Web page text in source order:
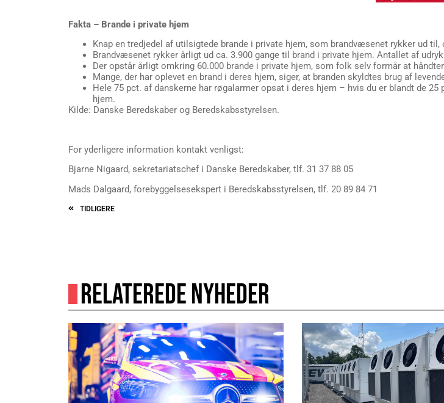
Fakta – Brande i private hjem
Knap en tredjedel af utilsigtede brande i private hjem, som brandvæsenet rykker ud
Brandvæsenet rykker årligt ud ca. 3.900 gange til brand i private hjem. Antallet af
Der opstår årligt omkring 60.000 brande i private hjem, som folk selv formår at
Mange, der har oplevet en brand i deres hjem, siger, at branden skyldtes brug af
Hele 75 pct. af danskerne har røgalarmer opsat i deres hjem – hvis du er blandt de
hjem.
Kilde: Danske Beredskaber og Beredskabsstyrelsen.
For yderligere information kontakt venligst:
Bjarne Nigaard, sekretariatschef i Danske Beredskaber, tlf. 31 37 88 05
Mads Dalgaard, forebyggelsesekspert i Beredskabsstyrelsen, tlf. 20 89 84 71
TIDLIGERE
RELATEREDE NYHEDER